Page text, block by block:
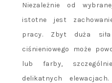
Niezależnie od
istotne jest
pracy. Zbyt duża
ciśnieniowego może
lub farby,
delikatnych